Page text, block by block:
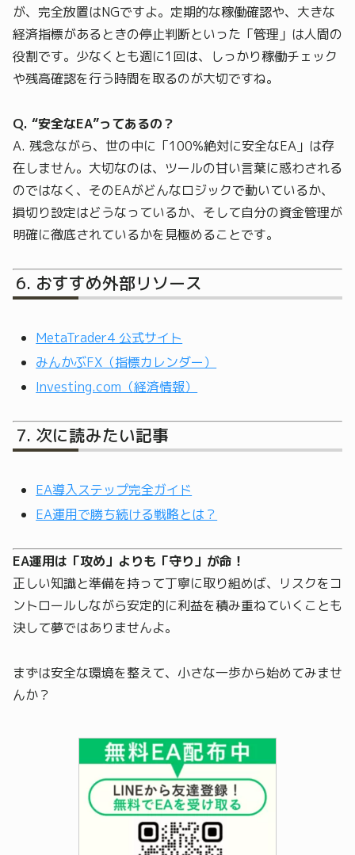
が、完全放置はNGですよ。定期的な稼働確認や、大きな
経済指標があるときの停止判断といった「管理」は人間の
役割です。少なくとも週に1回は、しっかり稼働チェック
や残高確認を行う時間を取るのが大切ですね。
Q. “安全なEA”ってあるの？
A. 残念ながら、世の中に「100%絶対に安全なEA」は存
在しません。大切なのは、ツールの甘い言葉に惑わされる
のではなく、そのEAがどんなロジックで動いているか、
損切り設定はどうなっているか、そして自分の資金管理が
明確に徹底されているかを見極めることです。
おすすめ外部リソース
MetaTrader4 公式サイト
みんかぶFX（指標カレンダー）
Investing.com（経済情報）
次に読みたい記事
EA導入ステップ完全ガイド
EA運用で勝ち続ける戦略とは？
EA運用は「攻め」よりも「守り」が命！
正しい知識と準備を持って丁寧に取り組めば、リスクをコ
ントロールしながら安定的に利益を積み重ねていくことも
決して夢ではありませんよ。
まずは安全な環境を整えて、小さな一歩から始めてみませ
んか？